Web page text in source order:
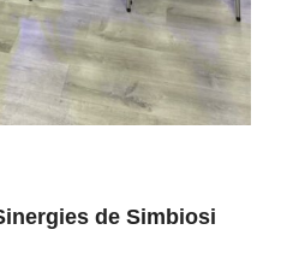
de Simbiosi